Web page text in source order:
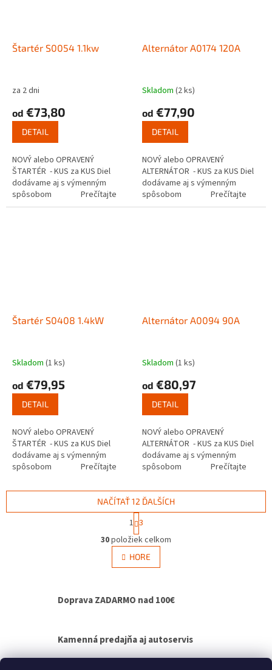
Štartér S0054 1.1kw
za 2 dni
od €73,80
DETAIL
NOVÝ alebo OPRAVENÝ
ŠTARTÉR - KUS za KUS Diel
dodávame aj s výmenným
spôsobom Prečítajte
si ako funguje...
Alternátor A0174 120A
Skladom (2 ks)
od €77,90
DETAIL
NOVÝ alebo OPRAVENÝ
ALTERNÁTOR - KUS za KUS Diel
dodávame aj s výmenným
spôsobom Prečítajte
si ako...
Štartér S0408 1.4kW
Skladom (1 ks)
od €79,95
DETAIL
NOVÝ alebo OPRAVENÝ
ŠTARTÉR - KUS za KUS Diel
dodávame aj s výmenným
spôsobom Prečítajte
Alternátor A0094 90A
Skladom (1 ks)
od €80,97
DETAIL
NOVÝ alebo OPRAVENÝ
ALTERNÁTOR - KUS za KUS Diel
dodávame aj s výmenným
spôsobom Prečítajte
O
v
l
á
c
p
r
v
NAČÍTAŤ 12 ĎALŠÍCH
S
t
r
á
n
k
a
1 3
30položiek celkom
HORE
Doprava ZADARMO nad 100€
Kamenná predajňa aj autoservis